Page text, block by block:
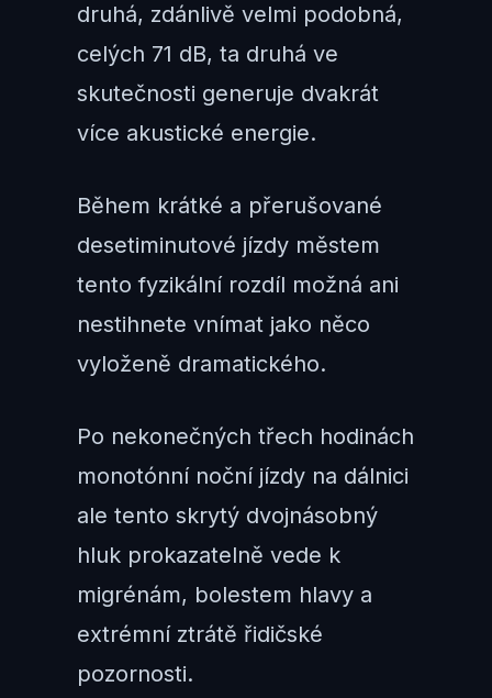
druhá, zdánlivě velmi podobná,
celých 71 dB, ta druhá ve
skutečnosti generuje dvakrát
více akustické energie.
Během krátké a přerušované
desetiminutové jízdy městem
tento fyzikální rozdíl možná ani
nestihnete vnímat jako něco
vyloženě dramatického.
Po nekonečných třech hodinách
monotónní noční jízdy na dálnici
ale tento skrytý dvojnásobný
hluk prokazatelně vede k
migrénám, bolestem hlavy a
extrémní ztrátě řidičské
pozornosti.